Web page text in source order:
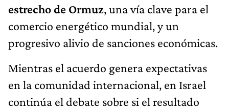
estrecho de Ormuz, una vía clave para el
comercio energético mundial, y un
progresivo alivio de sanciones económicas.
Mientras el acuerdo genera expectativas
en la comunidad internacional, en Israel
continúa el debate sobre si el resultado